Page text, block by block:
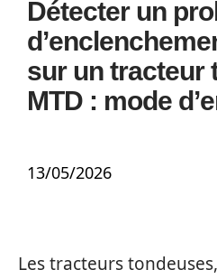
Détecter un
sur un tracteur
MTD : mode
13/05/2026
Les tracteurs